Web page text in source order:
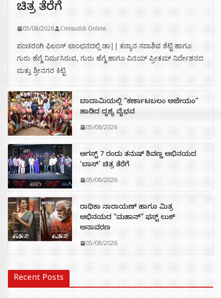
ಚಿತ್ರ ತೆರೆಗೆ
05/08/2026 Cinisuddi Online
ಪಂಚರಂಗಿ ಫಿಲಂಸ್ ಲಾಂಛನದಲ್ಲಿ ಡಾ|| ಕನ್ಯಾನ ಸದಾಶಿವ ಶೆಟ್ಟಿ ಹಾಗೂ
ಗುರು ಹೆಗ್ಡೆ ನಿರ್ಮಸಿರುವ, ಗುರು ಹೆಗ್ಡೆ ಹಾಗೂ ವಿನಯ್ ಪ್ರೀತಮ್ ನಿರ್ದೇಶನದ
ಮತ್ತು ಶ್ರೀನಗರ ಕಿಟ್ಟಿ
ಬಾದಾಮಿಯಲ್ಲಿ “ಕರ್ಣಾಟಬಲಂ ಅಜೇಯಂ”
ಹಾಡಿದ ದೃಶ್ಯ ವೈಭವ
05/08/2026
ಆಗಸ್ಟ್ 7 ರಂದು ತನುಷ್ ಶಿವಣ್ಣ ಅಭಿನಯದ
‘ಬಾಸ್’ ಚಿತ್ರ ತೆರೆಗೆ
05/08/2026
ರಾಧಿಕಾ ನಾರಾಯಣ್ ಹಾಗೂ ಮಿತ್ರ
ಅಭಿನಯದ “ಮಹಾನ್” ಫಸ್ಟ್ ಲುಕ್
ಅನಾವರಣ
05/08/2026
Recent Posts